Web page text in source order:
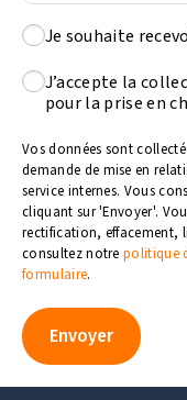
Je souhaite
J’accepte la
pour la prise en
Vos données sont
demande de mise en
service internes. Vous
cliquant sur 'Envoyer'.
rectification, effacement,
consultez notrepolitique
formulaire.
Envoyer